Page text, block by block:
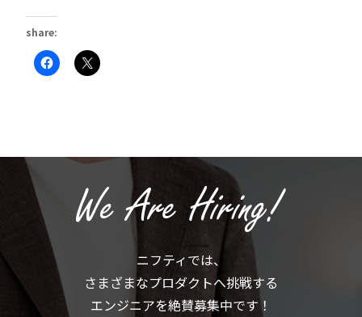
share:
Facebook
で
リ
し
い
ウ
ィ
ク
リ
有
(新
い
ウ
ィ
ン
ま
す)
ニフティでは、
さまざまなプロダクトへ挑戦する
エンジニアを絶賛募集中です！